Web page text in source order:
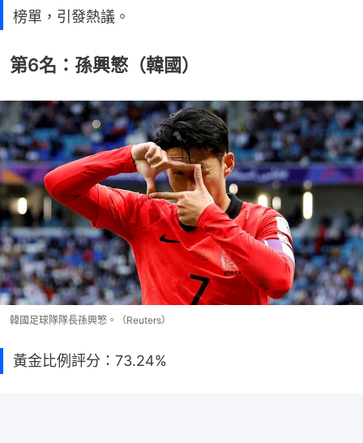
榜單，引發熱議。
第6名：孫興慜（韓國）
韓國足球隊隊長孫興慜。（Reuters）
黃金比例評分：73.24%